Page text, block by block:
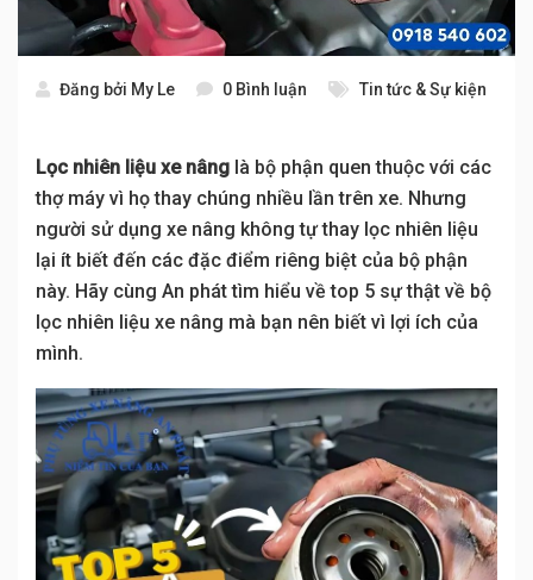
Đăng bởi My Le 0 Bình luận Tin tức & Sự kiện
Lọc nhiên liệu xe nâng là bộ phận quen thuộc với các
thợ máy vì họ thay chúng nhiều lần trên xe. Nhưng
người sử dụng xe nâng không tự thay lọc nhiên liệu
lại ít biết đến các đặc điểm riêng biệt của bộ phận
này. Hãy cùng An phát tìm hiểu về top 5 sự thật về bộ
lọc nhiên liệu xe nâng mà bạn nên biết vì lợi ích của
mình.